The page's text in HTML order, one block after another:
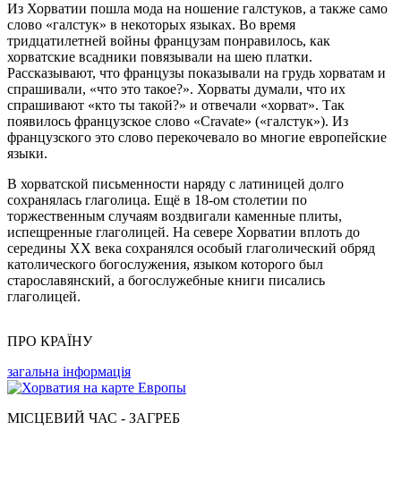
Из Хорватии пошла мода на ношение галстуков, а также само
слово «галстук» в некоторых языках. Во время
тридцатилетней войны французам понравилось, как
хорватские всадники повязывали на шею платки.
Рассказывают, что французы показывали на грудь хорватам и
спрашивали, «что это такое?». Хорваты думали, что их
спрашивают «кто ты такой?» и отвечали «хорват». Так
появилось французское слово «Cravate» («галстук»). Из
французского это слово перекочевало во многие европейские
языки.
В хорватской письменности наряду с латиницей долго
сохранялась глаголица. Ещё в 18-ом столетии по
торжественным случаям воздвигали каменные плиты,
испещренные глаголицей. На севере Хорватии вплоть до
середины XX века сохранялся особый глаголический обряд
католического богослужения, языком которого был
старославянский, а богослужебные книги писались
глаголицей.
ПРО КРАЇНУ
загальна інформація
МІСЦЕВИЙ ЧАС - ЗАГРЕБ